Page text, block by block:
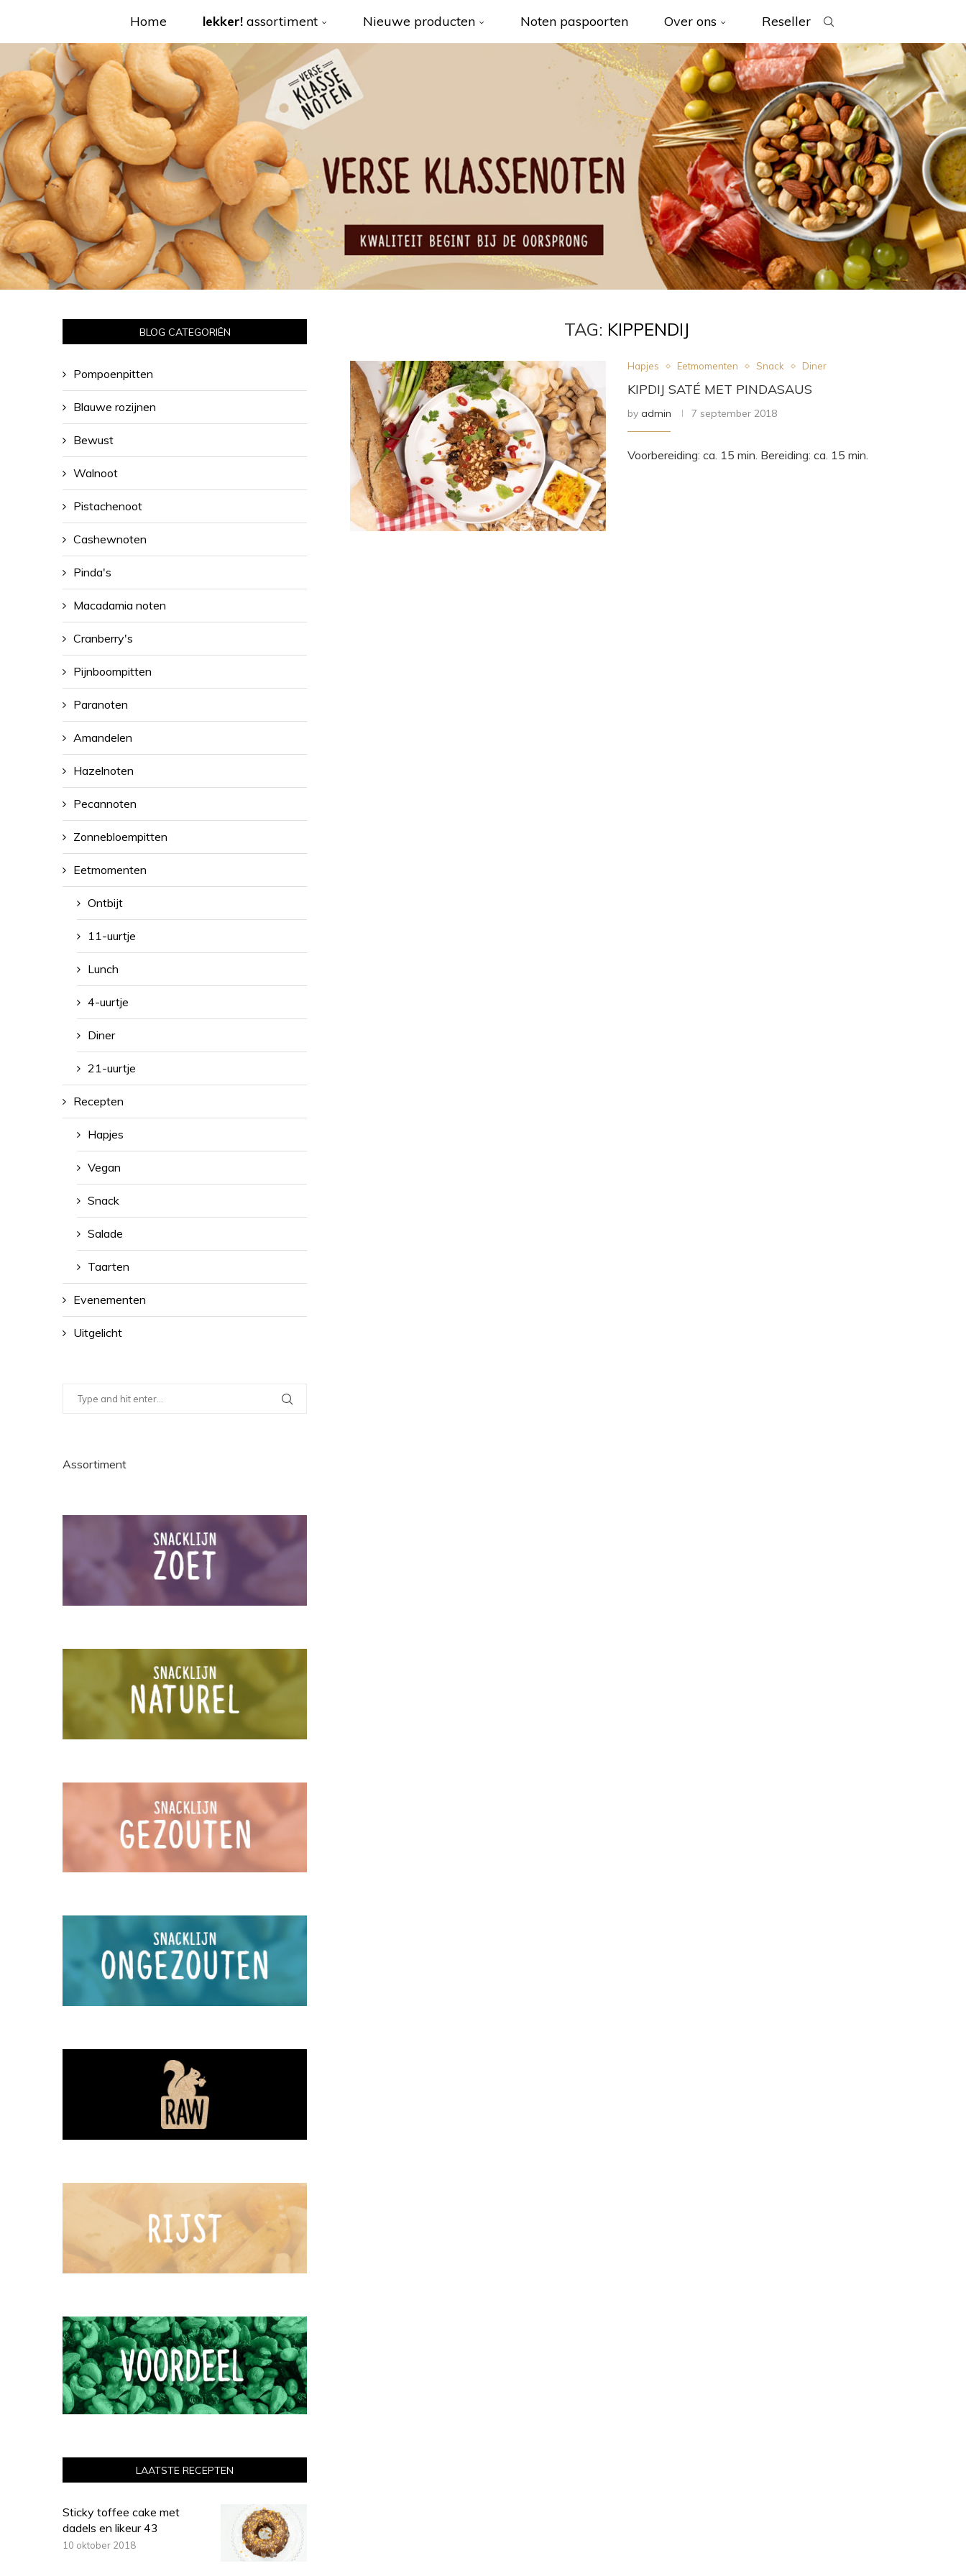
Home lekker! assortiment Nieuwe producten Noten paspoorten Over ons Reseller
TAG: KIPPENDIJ
Hapjes Eetmomenten Snack Diner
KIPDIJ SATÉ MET PINDASAUS
byadmin 7 september 2018
Voorbereiding: ca. 15 min. Bereiding: ca. 15 min.
BLOG CATEGORIËN
Pompoenpitten
Blauwe rozijnen
Bewust
Walnoot
Pistachenoot
Cashewnoten
Pinda's
Macadamia noten
Cranberry's
Pijnboompitten
Paranoten
Amandelen
Hazelnoten
Pecannoten
Zonnebloempitten
Eetmomenten
Ontbijt
11-uurtje
Lunch
4-uurtje
Diner
21-uurtje
Recepten
Hapjes
Vegan
Snack
Salade
Taarten
Evenementen
Uitgelicht
Assortiment
LAATSTE RECEPTEN
Sticky toffee cake met
dadels en likeur 43
10 oktober 2018